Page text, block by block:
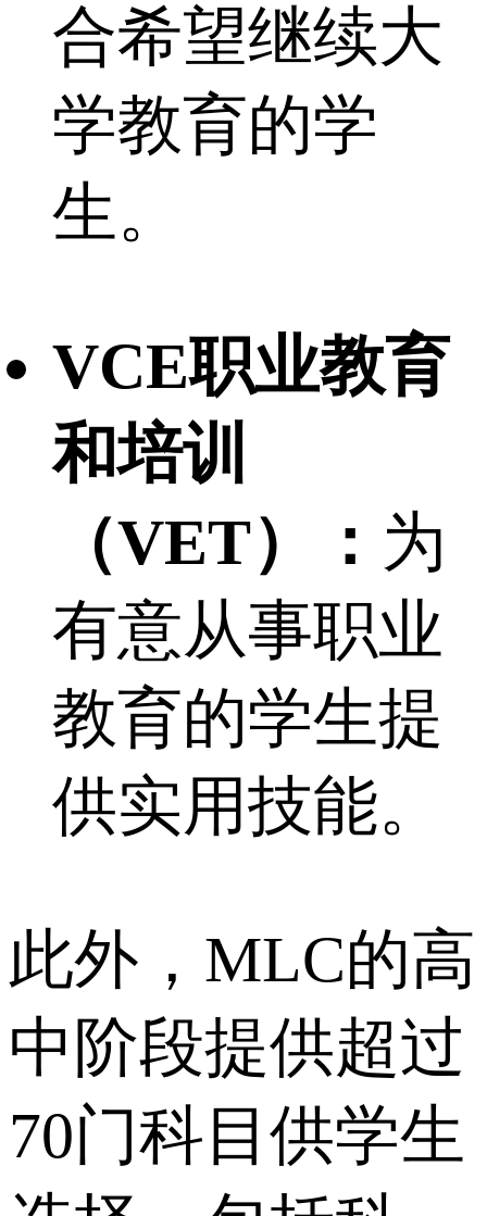
合希望继续大
学教育的学
生。
VCE职业教育
和培训
（VET）： 为
有意从事职业
教育的学生提
供实用技能。
此外，MLC的高
中阶段提供超过
70门科目供学生